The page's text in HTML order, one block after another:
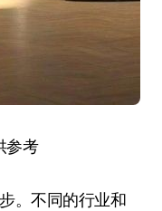
参考
。不同的行业和